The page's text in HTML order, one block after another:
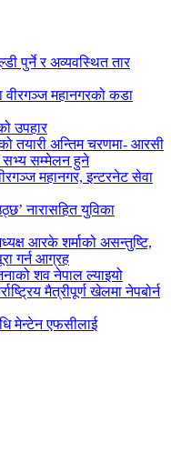
पुर्ने र अव्यवस्थित तार
वीरगञ्ज महानगरको कडा
उपहार
तयारी अन्तिम चरणमा- आरसी
सभ्य सम्मेलन हुने
महानगर, इन्टरनेट सेवा
नारासहित युविका
आरके शर्माको असन्तुष्टि,
गर्न आग्रह
शव नेपाल ल्याइयो
मैत्रीपूर्ण खेलमा नेपबोर्न
मेन्टेन एफसीलाई